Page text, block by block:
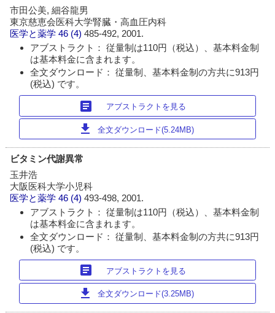
市田公美, 細谷龍男
東京慈恵会医科大学腎臓・高血圧内科
医学と薬学 46 (4)485-492, 2001.
アブストラクト： 従量制は110円（税込）、基本料金制
は基本料金に含まれます。
全文ダウンロード： 従量制、基本料金制の方共に913円
(税込) です。
article アブストラクトを見る
download 全文ダウンロード(5.24MB)
ビタミン代謝異常
玉井浩
大阪医科大学小児科
医学と薬学 46 (4)493-498, 2001.
アブストラクト： 従量制は110円（税込）、基本料金制
は基本料金に含まれます。
全文ダウンロード： 従量制、基本料金制の方共に913円
(税込) です。
article アブストラクトを見る
download 全文ダウンロード(3.25MB)